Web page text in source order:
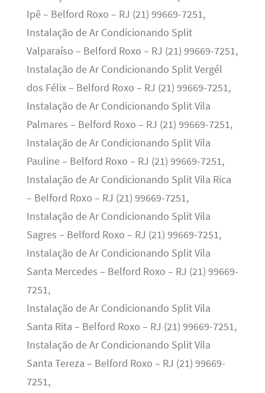
Ipê – Belford Roxo – RJ (21) 99669-7251,
Instalação de Ar Condicionando Split
Valparaíso – Belford Roxo – RJ (21) 99669-7251,
Instalação de Ar Condicionando Split Vergél
dos Félix – Belford Roxo – RJ (21) 99669-7251,
Instalação de Ar Condicionando Split Vila
Palmares – Belford Roxo – RJ (21) 99669-7251,
Instalação de Ar Condicionando Split Vila
Pauline – Belford Roxo – RJ (21) 99669-7251,
Instalação de Ar Condicionando Split Vila Rica
– Belford Roxo – RJ (21) 99669-7251,
Instalação de Ar Condicionando Split Vila
Sagres – Belford Roxo – RJ (21) 99669-7251,
Instalação de Ar Condicionando Split Vila
Santa Mercedes – Belford Roxo – RJ (21) 99669-
7251,
Instalação de Ar Condicionando Split Vila
Santa Rita – Belford Roxo – RJ (21) 99669-7251,
Instalação de Ar Condicionando Split Vila
Santa Tereza – Belford Roxo – RJ (21) 99669-
7251,